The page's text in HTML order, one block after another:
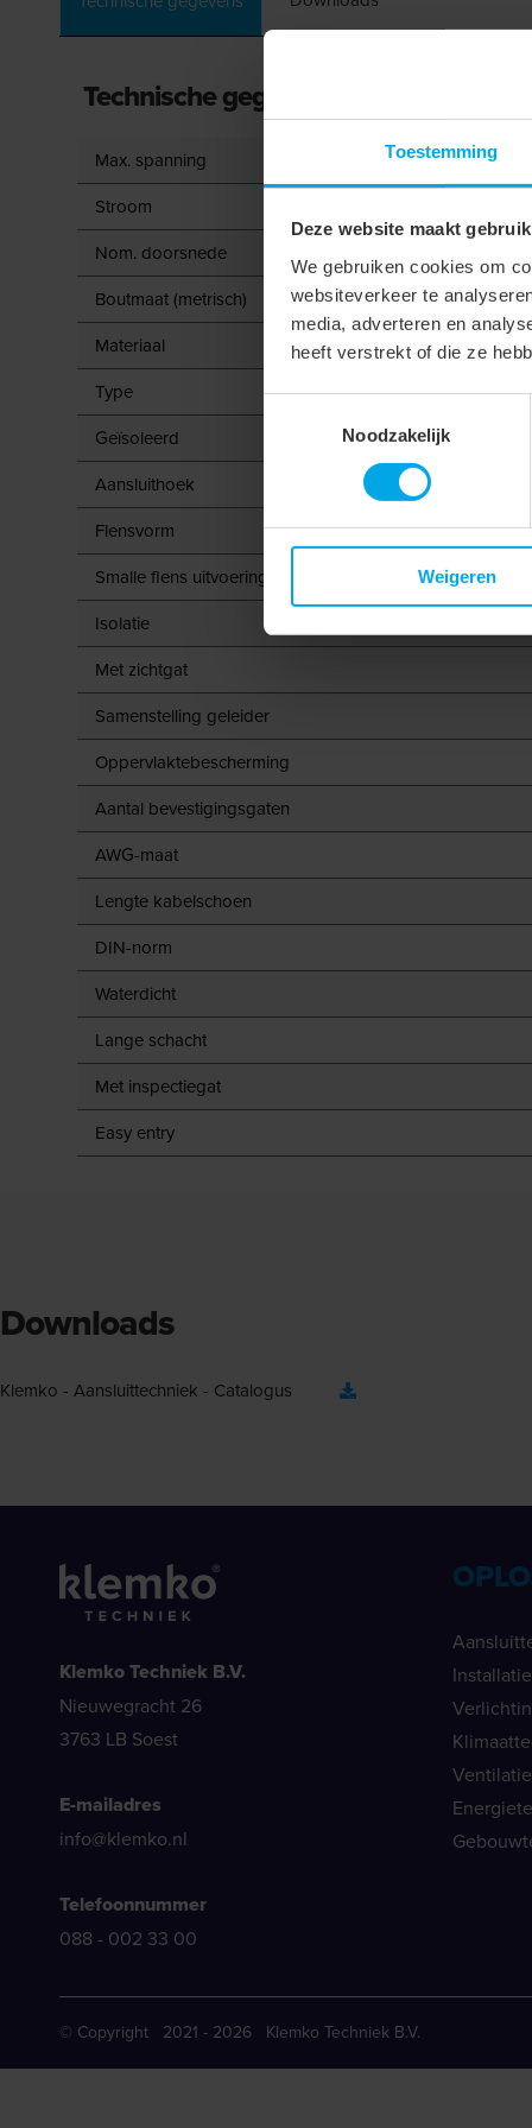
Toestemming
Deze website maakt
We gebruiken cookies om
websiteverkeer te
media, adverteren en
heeft verstrekt of die ze
Noodzakelijk
Weigeren
Technische gegevens
Max. spanning
Stroom
Nom. doorsnede
Boutmaat (metrisch)
Materiaal
Type
Geïsoleerd
Aansluithoek
Flensvorm
Smalle flens uitvoering
Isolatie
Met zichtgat
Samenstelling geleider
Oppervlaktebescherming
Aantal bevestigingsgaten
AWG-maat
Lengte kabelschoen
DIN-norm
Waterdicht
Lange schacht
Met inspectiegat
Easy entry
Downloads
Klemko - Aansluittechniek - Catalogus
Klemko Techniek B.V.
Nieuwegracht 26
3763 LB Soest
E-mailadres
info@klemko.nl
Telefoonnummer
088 - 002 33 00
© Copyright 2021 - 2026 Klemko Techniek B.V.